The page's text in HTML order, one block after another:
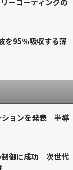
を95％吸収する薄
ションを発表 半導
制御に成功 次世代